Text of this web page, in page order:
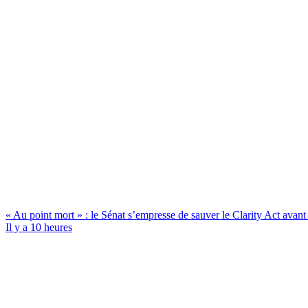
« Au point mort » : le Sénat s’empresse de sauver le Clarity Act
Il y a 10 heures